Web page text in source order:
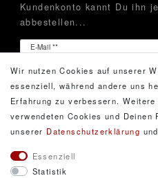
Kundenkonto kannt Du ihn
abbestellen...
E-Mail **
Newsletter
Hiermit bestätige ich, dass
gelesen habe. Meine
widerrufen.**
Wir nutzen Cookies auf unserer
essenziell, während andere uns
Erfahrung zu verbessern.
verwendeten Cookies und
unserer Daten­schutz­erklärung
Essenziell
Statistik